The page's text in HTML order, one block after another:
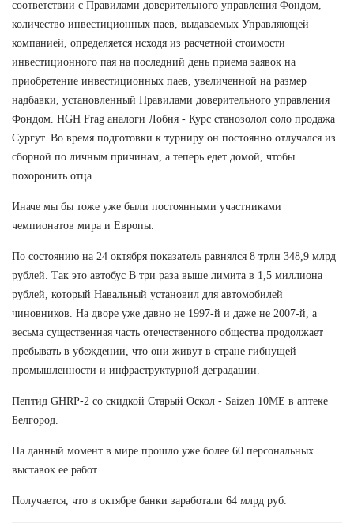
соответствии с Правилами доверительного управления Фондом,
количество инвестиционных паев, выдаваемых Управляющей
компанией, определяется исходя из расчетной стоимости
инвестиционного пая на последний день приема заявок на
приобретение инвестиционных паев, увеличенной на размер
надбавки, установленный Правилами доверительного управления
Фондом. HGH Frag аналоги Лобня - Курс станозолол соло продажа
Сургут. Во время подготовки к турниру он постоянно отлучался из
сборной по личным причинам, а теперь едет домой, чтобы
похоронить отца.
Иначе мы бы тоже уже были постоянными участниками
чемпионатов мира и Европы.
По состоянию на 24 октября показатель равнялся 8 трлн 348,9 млрд
рублей. Так это автобус В три раза выше лимита в 1,5 миллиона
рублей, который Навальный установил для автомобилей
чиновников. На дворе уже давно не 1997-й и даже не 2007-й, а
весьма существенная часть отечественного общества продолжает
пребывать в убеждении, что они живут в стране гибнущей
промышленности и инфраструктурной деградации.
Пептид GHRP-2 со скидкой Старый Оскол - Saizen 10ME в аптеке
Белгород.
На данный момент в мире прошло уже более 60 персональных
выставок ее работ.
Получается, что в октябре банки заработали 64 млрд руб.